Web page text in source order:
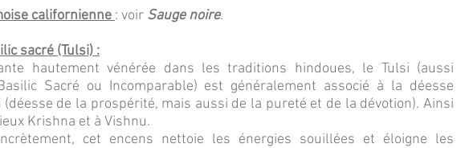
californienne : voir Sauge noire.
sacré (Tulsi) :
Sacré ou Incomparable) est généralement associé à la déesse
(déesse de la prospérité, mais aussi de la pureté et de la dévotion). Ainsi
Krishna et à Vishnu.